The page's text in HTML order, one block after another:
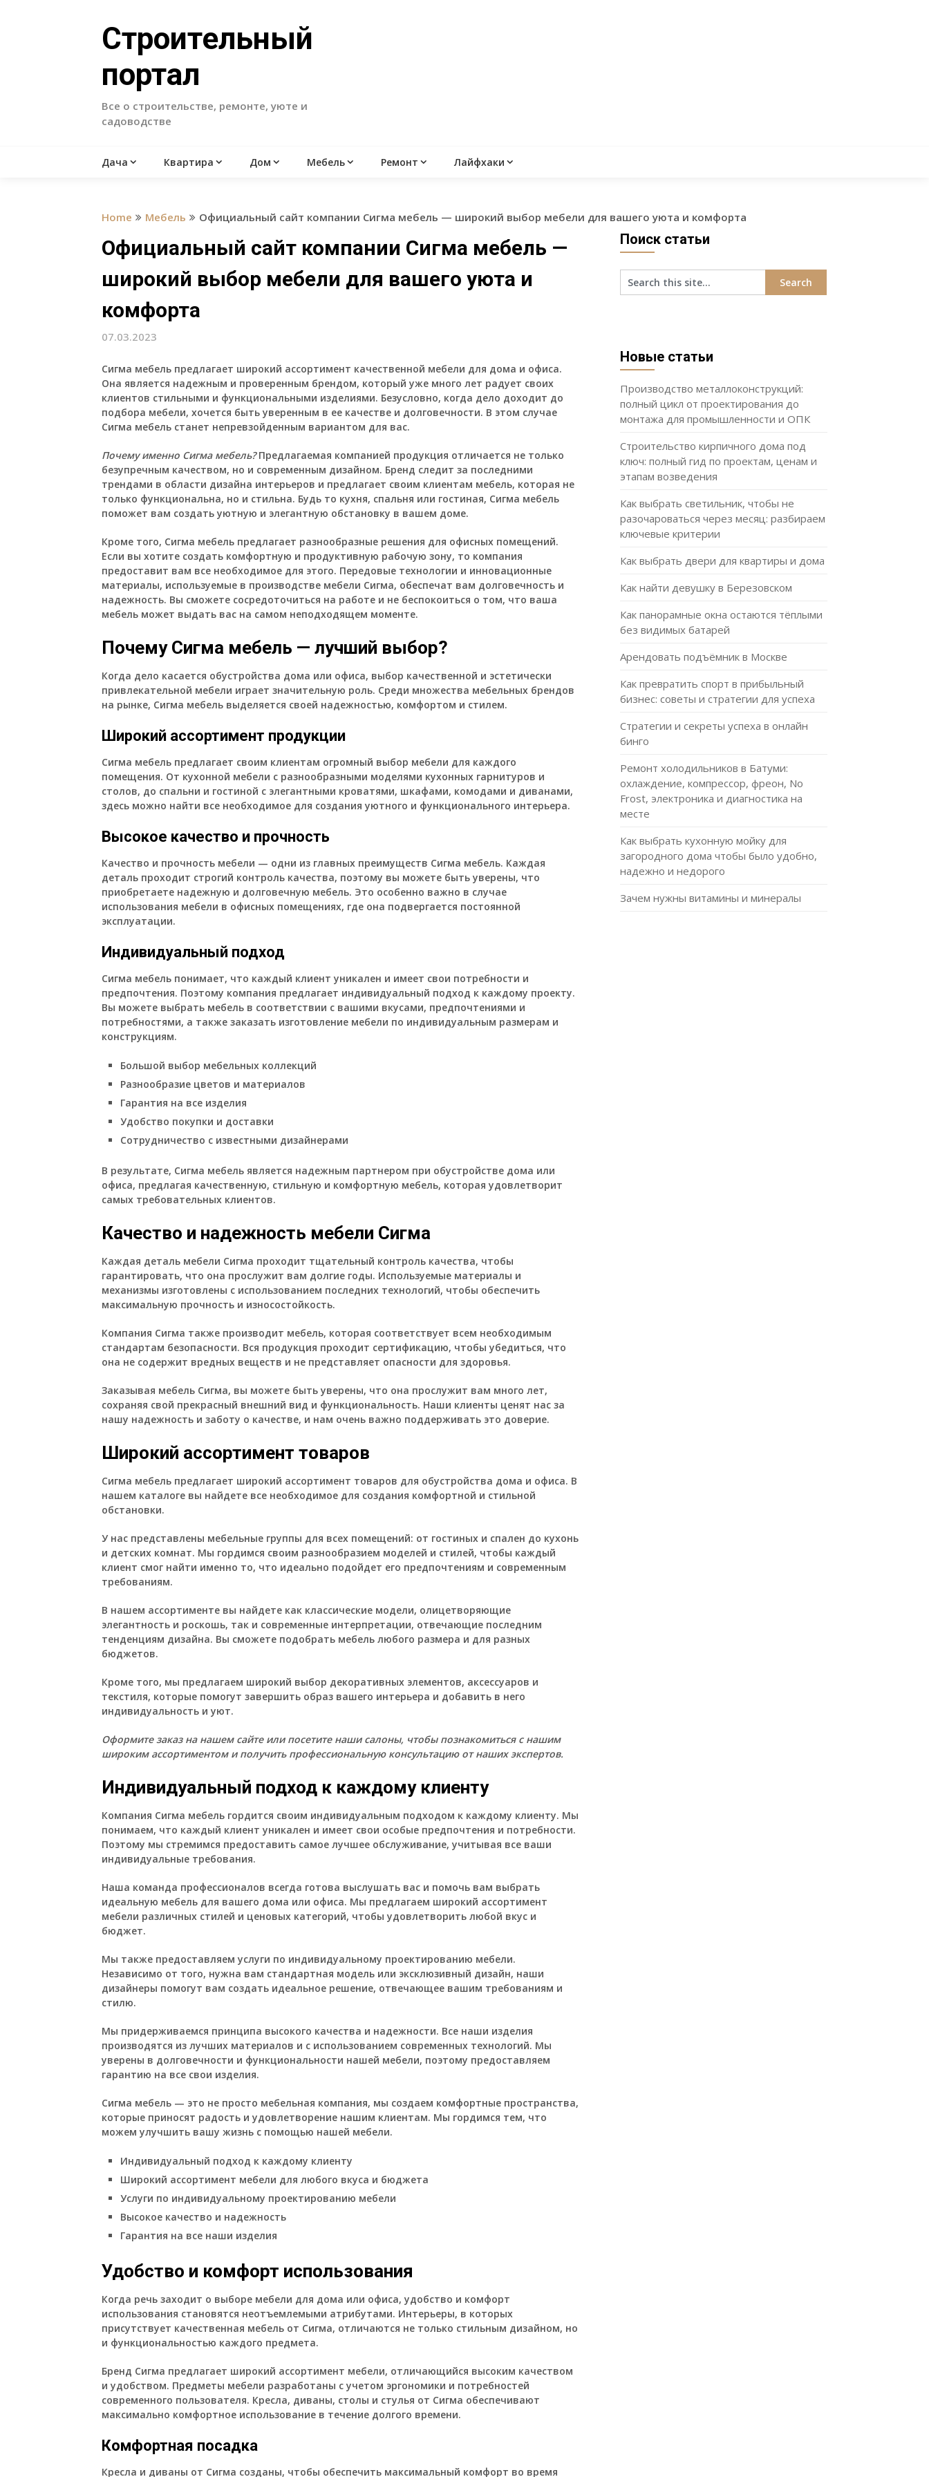
Строительный
портал
Все о строительстве, ремонте, уюте и
садоводстве
Дача Квартира Дом Мебель Ремонт Лайфхаки
Home Мебель Официальный сайт компании Сигма мебель — широкий выбор мебели для вашего уюта и комфорта
Официальный сайт компании Сигма мебель —
широкий выбор мебели для вашего уюта и
комфорта
07.03.2023
Сигма мебель предлагает широкий ассортимент качественной мебели для дома и офиса.
Она является надежным и проверенным брендом, который уже много лет радует своих
клиентов стильными и функциональными изделиями. Безусловно, когда дело доходит до
подбора мебели, хочется быть уверенным в ее качестве и долговечности. В этом случае
Сигма мебель станет непревзойденным вариантом для вас.
Почему именно Сигма мебель?Предлагаемая компанией продукция отличается не только
безупречным качеством, но и современным дизайном. Бренд следит за последними
трендами в области дизайна интерьеров и предлагает своим клиентам мебель, которая не
только функциональна, но и стильна. Будь то кухня, спальня или гостиная, Сигма мебель
поможет вам создать уютную и элегантную обстановку в вашем доме.
Кроме того, Сигма мебель предлагает разнообразные решения для офисных помещений.
Если вы хотите создать комфортную и продуктивную рабочую зону, то компания
предоставит вам все необходимое для этого. Передовые технологии и инновационные
материалы, используемые в производстве мебели Сигма, обеспечат вам долговечность и
надежность. Вы сможете сосредоточиться на работе и не беспокоиться о том, что ваша
мебель может выдать вас на самом неподходящем моменте.
Почему Сигма мебель — лучший выбор?
Когда дело касается обустройства дома или офиса, выбор качественной и эстетически
привлекательной мебели играет значительную роль. Среди множества мебельных брендов
на рынке, Сигма мебель выделяется своей надежностью, комфортом и стилем.
Широкий ассортимент продукции
Сигма мебель предлагает своим клиентам огромный выбор мебели для каждого
помещения. От кухонной мебели с разнообразными моделями кухонных гарнитуров и
столов, до спальни и гостиной с элегантными кроватями, шкафами, комодами и диванами,
здесь можно найти все необходимое для создания уютного и функционального интерьера.
Высокое качество и прочность
Качество и прочность мебели — одни из главных преимуществ Сигма мебель. Каждая
деталь проходит строгий контроль качества, поэтому вы можете быть уверены, что
приобретаете надежную и долговечную мебель. Это особенно важно в случае
использования мебели в офисных помещениях, где она подвергается постоянной
эксплуатации.
Индивидуальный подход
Сигма мебель понимает, что каждый клиент уникален и имеет свои потребности и
предпочтения. Поэтому компания предлагает индивидуальный подход к каждому проекту.
Вы можете выбрать мебель в соответствии с вашими вкусами, предпочтениями и
потребностями, а также заказать изготовление мебели по индивидуальным размерам и
конструкциям.
Большой выбор мебельных коллекций
Разнообразие цветов и материалов
Гарантия на все изделия
Удобство покупки и доставки
Сотрудничество с известными дизайнерами
В результате, Сигма мебель является надежным партнером при обустройстве дома или
офиса, предлагая качественную, стильную и комфортную мебель, которая удовлетворит
самых требовательных клиентов.
Качество и надежность мебели Сигма
Каждая деталь мебели Сигма проходит тщательный контроль качества, чтобы
гарантировать, что она прослужит вам долгие годы. Используемые материалы и
механизмы изготовлены с использованием последних технологий, чтобы обеспечить
максимальную прочность и износостойкость.
Компания Сигма также производит мебель, которая соответствует всем необходимым
стандартам безопасности. Вся продукция проходит сертификацию, чтобы убедиться, что
она не содержит вредных веществ и не представляет опасности для здоровья.
Заказывая мебель Сигма, вы можете быть уверены, что она прослужит вам много лет,
сохраняя свой прекрасный внешний вид и функциональность. Наши клиенты ценят нас за
нашу надежность и заботу о качестве, и нам очень важно поддерживать это доверие.
Широкий ассортимент товаров
Сигма мебель предлагает широкий ассортимент товаров для обустройства дома и офиса. В
нашем каталоге вы найдете все необходимое для создания комфортной и стильной
обстановки.
У нас представлены мебельные группы для всех помещений: от гостиных и спален до кухонь
и детских комнат. Мы гордимся своим разнообразием моделей и стилей, чтобы каждый
клиент смог найти именно то, что идеально подойдет его предпочтениям и современным
требованиям.
В нашем ассортименте вы найдете как классические модели, олицетворяющие
элегантность и роскошь, так и современные интерпретации, отвечающие последним
тенденциям дизайна. Вы сможете подобрать мебель любого размера и для разных
бюджетов.
Кроме того, мы предлагаем широкий выбор декоративных элементов, аксессуаров и
текстиля, которые помогут завершить образ вашего интерьера и добавить в него
индивидуальность и уют.
Оформите заказ на нашем сайте или посетите наши салоны, чтобы познакомиться с нашим
широким ассортиментом и получить профессиональную консультацию от наших экспертов.
Индивидуальный подход к каждому клиенту
Компания Сигма мебель гордится своим индивидуальным подходом к каждому клиенту. Мы
понимаем, что каждый клиент уникален и имеет свои особые предпочтения и потребности.
Поэтому мы стремимся предоставить самое лучшее обслуживание, учитывая все ваши
индивидуальные требования.
Наша команда профессионалов всегда готова выслушать вас и помочь вам выбрать
идеальную мебель для вашего дома или офиса. Мы предлагаем широкий ассортимент
мебели различных стилей и ценовых категорий, чтобы удовлетворить любой вкус и
бюджет.
Мы также предоставляем услуги по индивидуальному проектированию мебели.
Независимо от того, нужна вам стандартная модель или эксклюзивный дизайн, наши
дизайнеры помогут вам создать идеальное решение, отвечающее вашим требованиям и
стилю.
Мы придерживаемся принципа высокого качества и надежности. Все наши изделия
производятся из лучших материалов и с использованием современных технологий. Мы
уверены в долговечности и функциональности нашей мебели, поэтому предоставляем
гарантию на все свои изделия.
Сигма мебель — это не просто мебельная компания, мы создаем комфортные пространства,
которые приносят радость и удовлетворение нашим клиентам. Мы гордимся тем, что
можем улучшить вашу жизнь с помощью нашей мебели.
Индивидуальный подход к каждому клиенту
Широкий ассортимент мебели для любого вкуса и бюджета
Услуги по индивидуальному проектированию мебели
Высокое качество и надежность
Гарантия на все наши изделия
Удобство и комфорт использования
Когда речь заходит о выборе мебели для дома или офиса, удобство и комфорт
использования становятся неотъемлемыми атрибутами. Интерьеры, в которых
присутствует качественная мебель от Сигма, отличаются не только стильным дизайном, но
и функциональностью каждого предмета.
Бренд Сигма предлагает широкий ассортимент мебели, отличающийся высоким качеством
и удобством. Предметы мебели разработаны с учетом эргономики и потребностей
современного пользователя. Кресла, диваны, столы и стулья от Сигма обеспечивают
максимально комфортное использование в течение долгого времени.
Комфортная посадка
Кресла и диваны от Сигма созданы, чтобы обеспечить максимальный комфорт во время
Поиск статьи
Новые статьи
Производство металлоконструкций:
полный цикл от проектирования до
монтажа для промышленности и ОПК
Строительство кирпичного дома под
ключ: полный гид по проектам, ценам и
этапам возведения
Как выбрать светильник, чтобы не
разочароваться через месяц: разбираем
ключевые критерии
Как выбрать двери для квартиры и дома
Как найти девушку в Березовском
Как панорамные окна остаются тёплыми
без видимых батарей
Арендовать подъёмник в Москве
Как превратить спорт в прибыльный
бизнес: советы и стратегии для успеха
Стратегии и секреты успеха в онлайн
бинго
Ремонт холодильников в Батуми:
охлаждение, компрессор, фреон, No
Frost, электроника и диагностика на
месте
Как выбрать кухонную мойку для
загородного дома чтобы было удобно,
надежно и недорого
Зачем нужны витамины и минералы